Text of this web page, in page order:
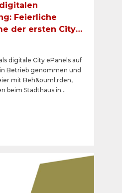
Feierliche
der ersten City
digitale City ePanels auf
Betrieb genommen und
mit Beh&ouml;rden,
beim Stadthaus in
homogene, digitale
hochstehende, animierte
im urbanen Raum
von
Shopping, Event, und